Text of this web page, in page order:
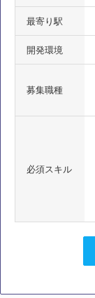
最寄り駅
開発環境
募集職種
必須スキル